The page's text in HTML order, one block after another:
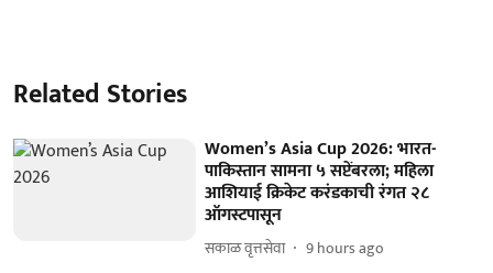
Related Stories
Women’s Asia Cup 2026: भारत-
पाकिस्तान सामना ५ सप्टेंबरला; महिला
आशियाई क्रिकेट करंडकाची रंगत २८
ऑगस्टपासून
सकाळ वृत्तसेवा 9 hours ago